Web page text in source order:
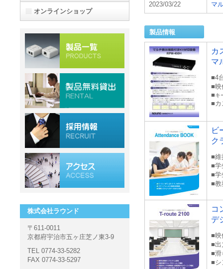
2023/03/22 マ
製品情報
カ
マ
■4
■映
■キ
■カ
ビ
ク
■維
■学
■学
■教
コ
デ
■映
■出
■滑
■シ
オンラインショップ
株式会社ラウンド
〒611-0011
京都府宇治市五ヶ庄芝ノ東3-9
TEL 0774-33-5282
FAX 0774-33-5297